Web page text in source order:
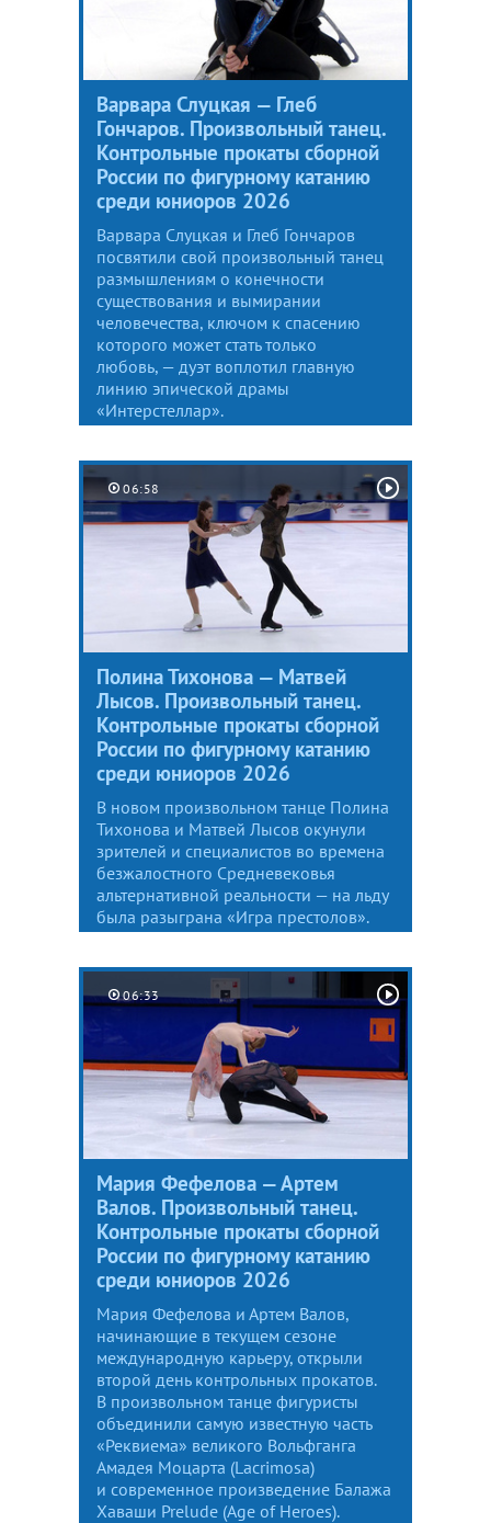
Варвара Слуцкая — Глеб
Гончаров. Произвольный танец.
Контрольные прокаты сборной
России по фигурному катанию
среди юниоров 2026
Варвара Слуцкая и Глеб Гончаров
посвятили свой произвольный танец
размышлениям о конечности
существования и вымирании
человечества, ключом к спасению
которого может стать только
любовь, — дуэт воплотил главную
линию эпической драмы
«Интерстеллар».
06:58
Полина Тихонова — Матвей
Лысов. Произвольный танец.
Контрольные прокаты сборной
России по фигурному катанию
среди юниоров 2026
В новом произвольном танце Полина
Тихонова и Матвей Лысов окунули
зрителей и специалистов во времена
безжалостного Средневековья
альтернативной реальности — на льду
была разыграна «Игра престолов».
06:33
Мария Фефелова — Артем
Валов. Произвольный танец.
Контрольные прокаты сборной
России по фигурному катанию
среди юниоров 2026
Мария Фефелова и Артем Валов,
начинающие в текущем сезоне
международную карьеру, открыли
второй день контрольных прокатов.
В произвольном танце фигуристы
объединили самую известную часть
«Реквиема» великого Вольфганга
Амадея Моцарта (Lacrimosa)
и современное произведение Балажа
Хаваши Prelude (Age of Heroes).